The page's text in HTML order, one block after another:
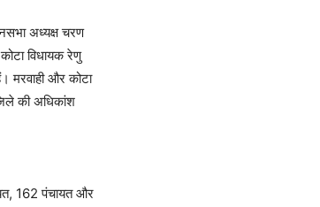
अध्यक्ष चरण
विधायक रेणु
मरवाही और कोटा
की अधिकांश
162 पंचायत और